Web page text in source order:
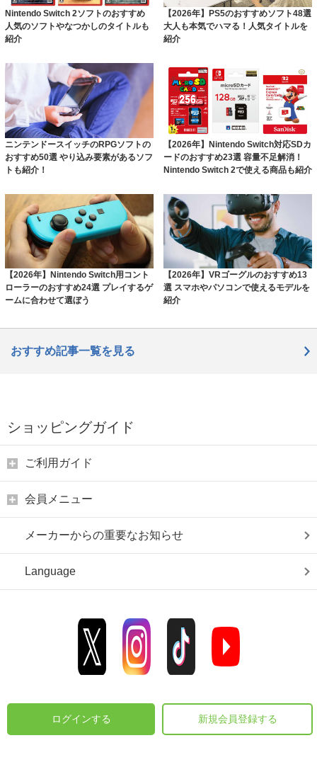
Nintendo Switch 2ソフトのおすすめ
人気のソフトやなつかしのタイトルも
紹介
【2026年】PS5のおすすめソフト48選
大人も本気でハマる！人気タイトルを
紹介
ニンテンドースイッチのRPGソフトの
おすすめ50選 やり込み要素があるソフ
トも紹介！
【2026年】Nintendo Switch対応SDカ
ードのおすすめ23選 容量不足解消！
Nintendo Switch 2で使える商品も紹介
【2026年】Nintendo Switch用コント
ローラーのおすすめ24選 プレイするゲ
ームに合わせて選ぼう
【2026年】VRゴーグルのおすすめ13
選 スマホやパソコンで使えるモデルを
紹介
おすすめ記事一覧を見る
ショッピングガイド
ご利用ガイド
会員メニュー
メーカーからの重要なお知らせ
Language
ログインする 新規会員登録する